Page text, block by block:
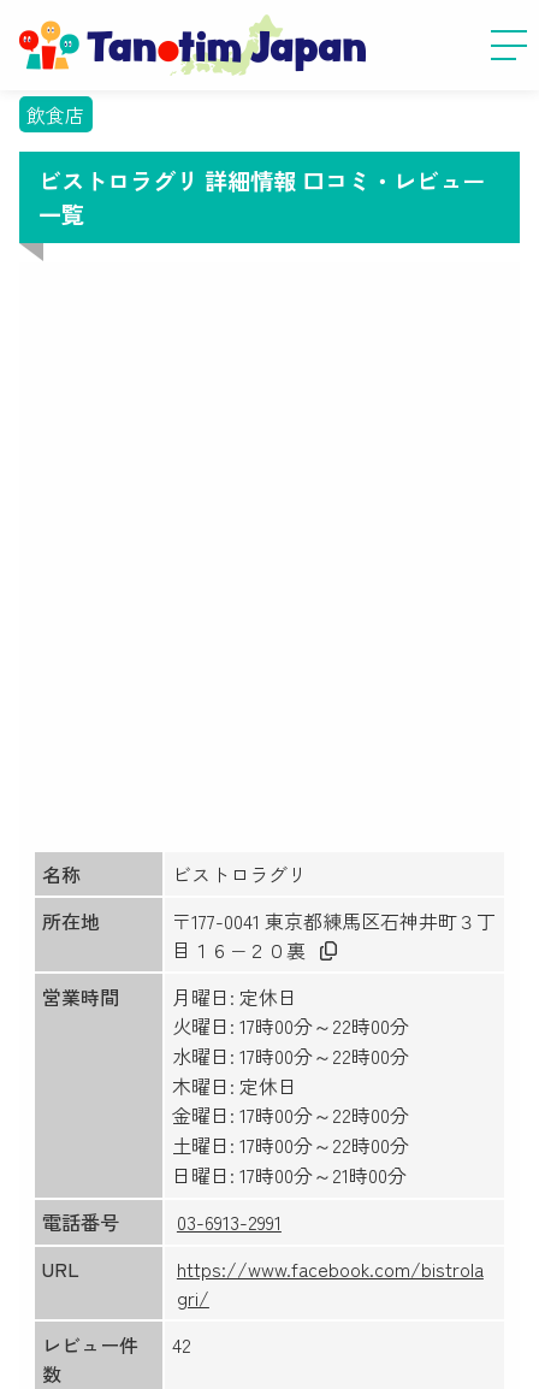
飲食店
ビストロラグリ 詳細情報 口コミ・レビュー
一覧
名称
ビストロラグリ
所在地
〒177-0041 東京都練馬区石神井町３丁
目１６−２０裏
営業時間
月曜日: 定休日
火曜日: 17時00分～22時00分
水曜日: 17時00分～22時00分
木曜日: 定休日
金曜日: 17時00分～22時00分
土曜日: 17時00分～22時00分
日曜日: 17時00分～21時00分
電話番号
03-6913-2991
URL
https://www.facebook.com/bistrola
gri/
レビュー件
数
42